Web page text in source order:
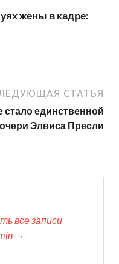
жены в кадре:
СТАТЬЯ
стало единственной
Элвиса Пресли
все записи
→